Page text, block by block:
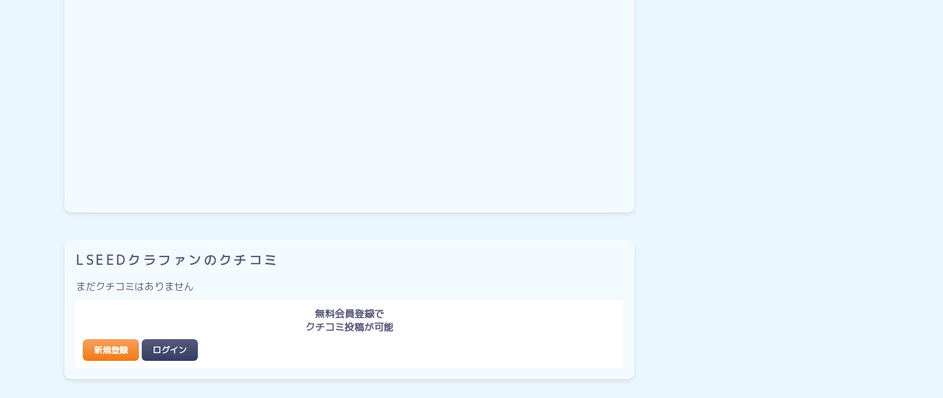
LSEEDクラファンのクチコミ
まだクチコミはありません
無料会員登録で
クチコミ投稿が可能
新規登録 ログイン